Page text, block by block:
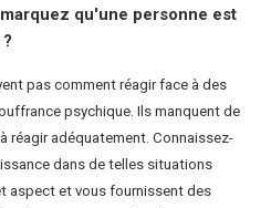
qu'une personne est
pas comment réagir face à des
psychique. Ils manquent de
réagir adéquatement. Connaissez-
dans de telles situations
aspect et vous fournissent des